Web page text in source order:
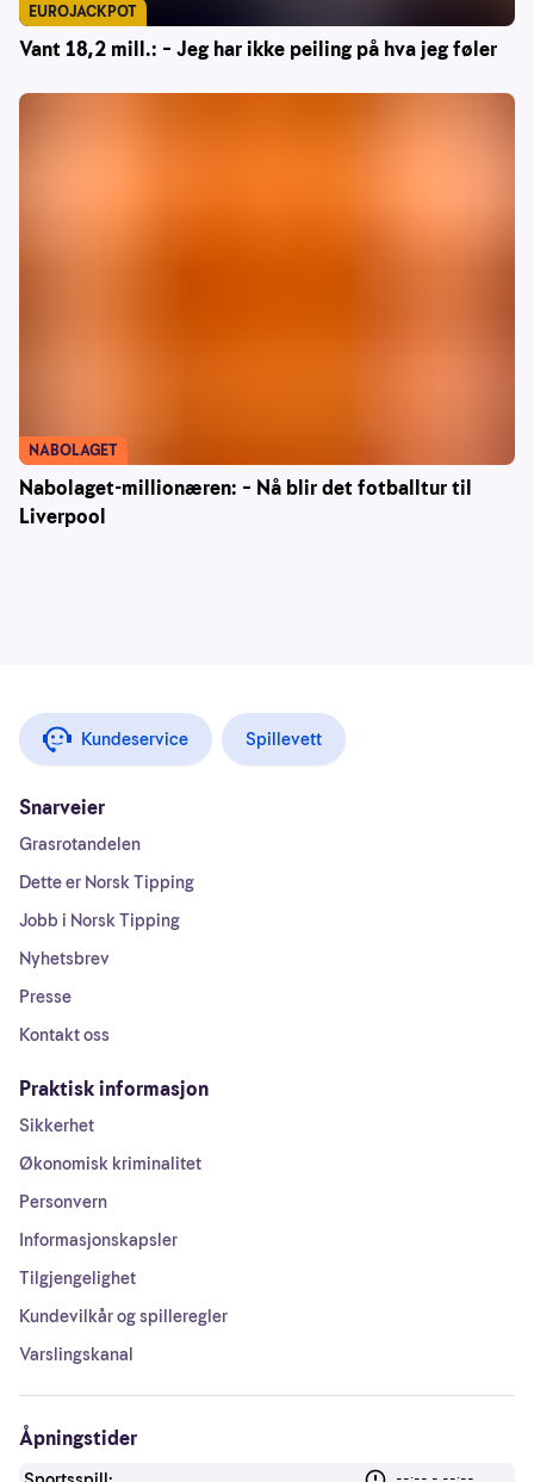
Vant 18,2 mill.: – Jeg har ikke peiling på hva jeg føler
EUROJACKPOT
Nabolaget-millionæren: – Nå blir det fotballtur til
Liverpool
NABOLAGET
Kundeservice Spillevett
Snarveier
Grasrotandelen
Dette er Norsk Tipping
Jobb i Norsk Tipping
Nyhetsbrev
Presse
Kontakt oss
Praktisk informasjon
Sikkerhet
Økonomisk kriminalitet
Personvern
Informasjonskapsler
Tilgjengelighet
Kundevilkår og spilleregler
Varslingskanal
Åpningstider